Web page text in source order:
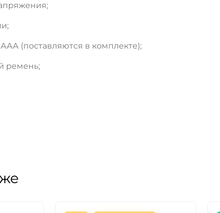
(поставляются в комплекте);
ремень;